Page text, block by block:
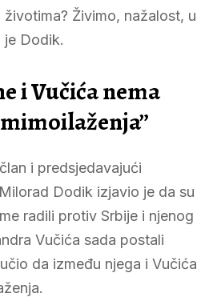
Živimo, nažalost, u
je Dodik.
i Vučića nema
i predsjedavajući
Dodik izjavio je da su
radili protiv Srbije i njenog
Vučića sada postali
da između njega i Vučića